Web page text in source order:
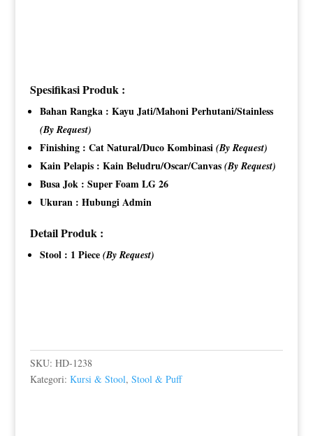
Spesifikasi Produk :
Bahan Rangka : Kayu Jati/Mahoni Perhutani/Stainless
(By Request)
Finishing : Cat Natural/Duco Kombinasi (By Request)
Kain Pelapis : Kain Beludru/Oscar/Canvas (By Request)
Busa Jok : Super Foam LG 26
Ukuran : Hubungi Admin
Detail Produk :
Stool : 1 Piece (By Request)
SKU: HD-1238
Kategori: Kursi & Stool, Stool & Puff